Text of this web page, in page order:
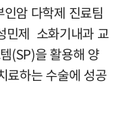
암 다학제 진료팀
민제 소화기내과 교
(SP)을 활용해 양
료하는 수술에 성공